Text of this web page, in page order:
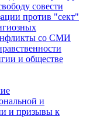
совести
против "сект"
со СМИ
и обществе
и
и призывы к